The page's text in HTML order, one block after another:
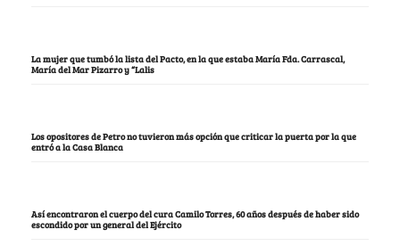
La mujer que tumbó la lista del Pacto, en la que estaba María Fda. Carrascal,
María del Mar Pizarro y “Lalis
Los opositores de Petro no tuvieron más opción que criticar la puerta por la que
entró a la Casa Blanca
Así encontraron el cuerpo del cura Camilo Torres, 60 años después de haber sido
escondido por un general del Ejército